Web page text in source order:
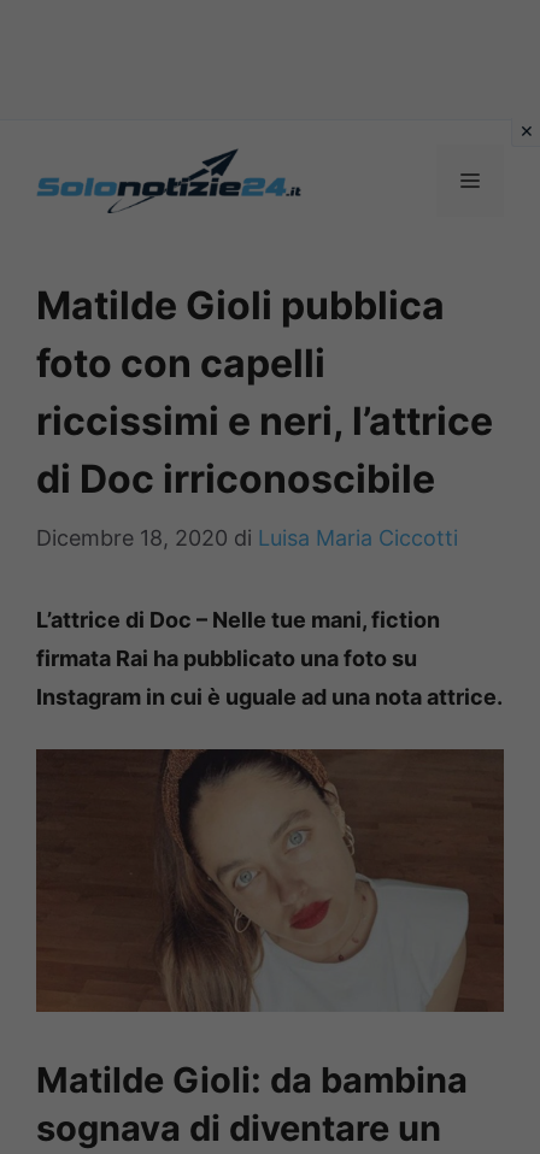
MENU
Matilde Gioli pubblica
foto con capelli
riccissimi e neri, l’attrice
di Doc irriconoscibile
Dicembre 18, 2020 di Luisa Maria Ciccotti
L’attrice di Doc – Nelle tue mani, fiction
firmata Rai ha pubblicato una foto su
Instagram in cui è uguale ad una nota attrice.
Matilde Gioli: da bambina
sognava di diventare un